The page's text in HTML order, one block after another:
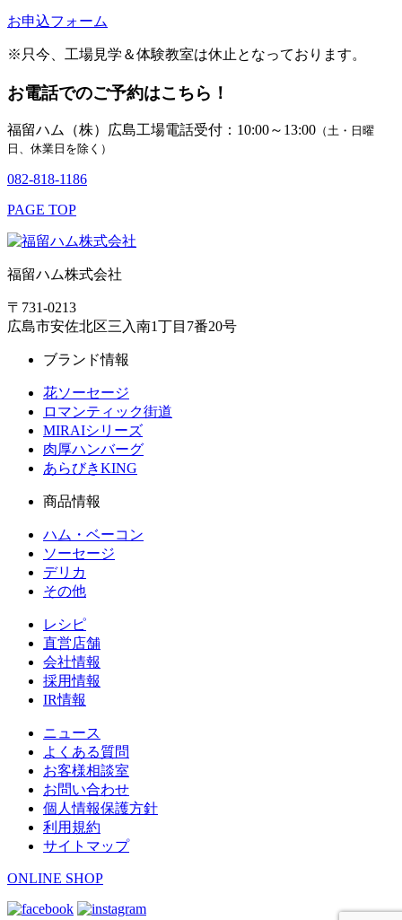
お申込フォーム
※只今、工場見学＆体験教室は休止となっております。
お電話でのご予約はこちら！
福留ハム（株）広島工場電話受付：10:00～13:00 （土・日曜
日、休業日を除く）
082-818-1186
PAGE TOP
福留ハム株式会社
〒731-0213
広島市安佐北区三入南1丁目7番20号
ブランド情報
花ソーセージ
ロマンティック街道
MIRAIシリーズ
肉厚ハンバーグ
あらびきKING
商品情報
ハム・ベーコン
ソーセージ
デリカ
その他
レシピ
直営店舗
会社情報
採用情報
IR情報
ニュース
よくある質問
お客様相談室
お問い合わせ
個人情報保護方針
利用規約
サイトマップ
ONLINE SHOP